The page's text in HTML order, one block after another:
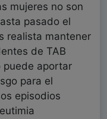
mujeres no son
pasado el
realista mantener
de TAB
puede aportar
para el
episodios